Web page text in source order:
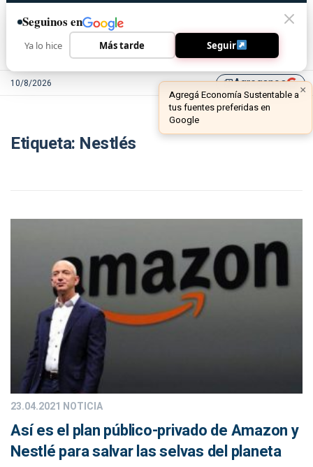
10/8/2026 library_addAgreganos ×
Agregá Economía Sustentable a
tus fuentes preferidas en
Google
Etiqueta: Nestlés
23.04.2021 NOTICIA
Así es el plan público-privado de Amazon y
Nestlé para salvar las selvas del planeta
Seguinos en
Ya lo hice Más tarde Seguir